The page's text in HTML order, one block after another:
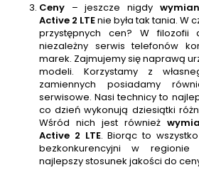
Ceny – jeszcze nigdy
Active 2 LTEnie była tak tania. W
przystępnych cen? W filozofii
niezależny serwis telefonów
marek. Zajmujemy się naprawą
modeli. Korzystamy z
zamiennych posiadamy
serwisowe. Nasi technicy to
co dzień wykonują dziesiątki
Wśród nich jest również
Active 2 LTE. Biorąc to
bezkonkurencyjni w
najlepszy stosunek jakości do